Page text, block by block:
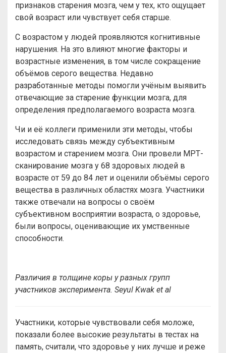
признаков старения мозга, чем у тех, кто ощущает
свой возраст или чувствует себя старше.
С возрастом у людей проявляются когнитивные
нарушения. На это влияют многие факторы и
возрастные изменения, в том числе сокращение
объёмов серого вещества. Недавно
разработанные методы помогли учёным выявить
отвечающие за старение функции мозга, для
определения предполагаемого возраста мозга.
Чи и её коллеги применили эти методы, чтобы
исследовать связь между субъективным
возрастом и старением мозга. Они провели МРТ-
сканирование мозга у 68 здоровых людей в
возрасте от 59 до 84 лет и оценили объёмы серого
вещества в различных областях мозга. Участники
также отвечали на вопросы о своём
субъективном восприятии возраста, о здоровье,
были вопросы, оценивающие их умственные
способности.
Различия в толщине коры у разных групп
участников эксперимента. Seyul Kwak et al
Участники, которые чувствовали себя моложе,
показали более высокие результаты в тестах на
память, считали, что здоровье у них лучше и реже